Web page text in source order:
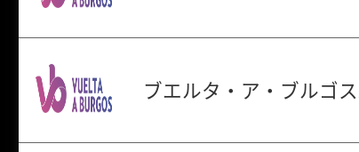
ブエルタ・ア・ブルゴ